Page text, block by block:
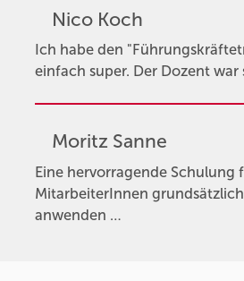
Nico Koch
Ich habe den
einfach super. Der Dozent
Moritz Sanne
Eine hervorragende
MitarbeiterInnen
anwenden …